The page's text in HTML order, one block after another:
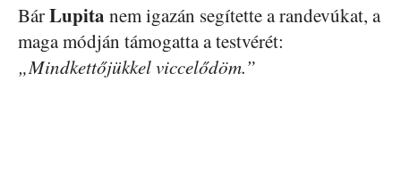
BárLupita nem igazán segítette a randevúkat, a
maga módján támogatta a testvérét:
„Mindkettőjükkel viccelődöm.”